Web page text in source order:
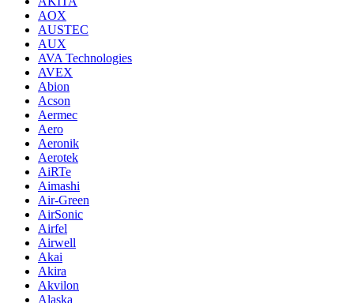
AOX
AUSTEC
AUX
AVA Technologies
AVEX
Abion
Acson
Aermec
Aero
Aeronik
Aerotek
AiRTe
Aimashi
Air-Green
AirSonic
Airfel
Airwell
Akai
Akira
Akvilon
Alaska